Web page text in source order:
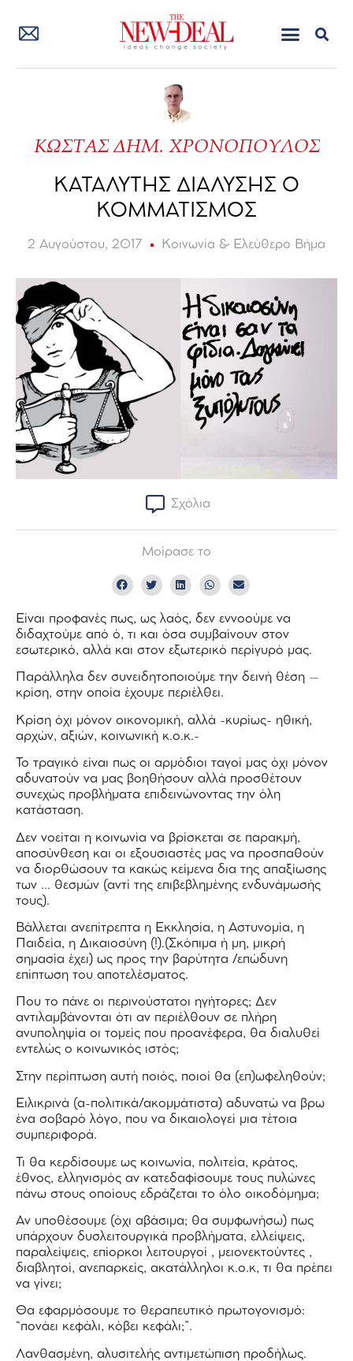
ΚΩΣΤΑΣ ΔΗΜ. ΧΡΟΝΟΠΟΥΛΟΣ
ΚΑΤΑΛΥΤΗΣ ΔΙΑΛΥΣΗΣ Ο
ΚΟΜΜΑΤΙΣΜΟΣ
2 Αυγούστου, 2017 Κοινωνία & Ελεύθερο Βήμα
Σχόλια
Μοίρασε το
Είναι προφανές πως, ως λαός, δεν εννοούμε να
διδαχτούμε από ό, τι και όσα συμβαίνουν στον
εσωτερικό, αλλά και στον εξωτερικό περίγυρό μας.
Παράλληλα δεν συνειδητοποιούμε την δεινή θέση –
κρίση, στην οποία έχουμε περιέλθει.
Κρίση όχι μόνον οικονομική, αλλά -κυρίως- ηθική,
αρχών, αξιών, κοινωνική κ.ο.κ.-
Το τραγικό είναι πως οι αρμόδιοι ταγοί μας όχι μόνον
αδυνατούν να μας βοηθήσουν αλλά προσθέτουν
συνεχώς προβλήματα επιδεινώνοντας την όλη
κατάσταση.
Δεν νοείται η κοινωνία να βρίσκεται σε παρακμή,
αποσύνθεση και οι εξουσιαστές μας να προσπαθούν
να διορθώσουν τα κακώς κείμενα δια της απαξίωσης
των … θεσμών (αντί της επιβεβλημένης ενδυνάμωσής
τους).
Βάλλεται ανεπίτρεπτα η Εκκλησία, η Αστυνομία, η
Παιδεία, η Δικαιοσύνη (!).(Σκόπιμα ή μη, μικρή
σημασία έχει) ως προς την βαρύτητα /επώδυνη
επίπτωση του αποτελέσματος.
Που το πάνε οι περινούστατοι ηγήτορες; Δεν
αντιλαμβάνονται ότι αν περιέλθουν σε πλήρη
ανυποληψία οι τομείς που προανέφερα, θα διαλυθεί
εντελώς ο κοινωνικός ιστός;
Στην περίπτωση αυτή ποιός, ποιοί θα (επ)ωφεληθούν;
Ειλικρινά (α-πολιτικά/ακομμάτιστα) αδυνατώ να βρω
ένα σοβαρό λόγο, που να δικαιολογεί μια τέτοια
συμπεριφορά.
Τι θα κερδίσουμε ως κοινωνία, πολιτεία, κράτος,
έθνος, ελληνισμός αν κατεδαφίσουμε τους πυλώνες
πάνω στους οποίους εδράζεται το όλο οικοδόμημα;
Αν υποθέσουμε (όχι αβάσιμα; θα συμφωνήσω) πως
υπάρχουν δυσλειτουργικά προβλήματα, ελλείψεις,
παραλείψεις, επίορκοι λειτουργοί , μειονεκτούντες ,
διαβλητοί, ανεπαρκείς, ακατάλληλοι κ.ο.κ, τι θα πρέπει
να γίνει;
Θα εφαρμόσουμε το θεραπευτικό πρωτογονισμό:
“πονάει κεφάλι, κόβει κεφάλι;”.
Λανθασμένη, αλυσιτελής αντιμετώπιση προδήλως.